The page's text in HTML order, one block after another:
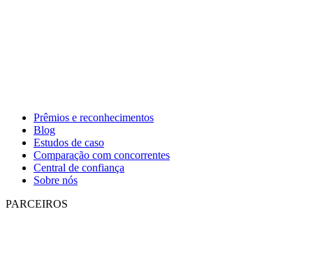
Prêmios e reconhecimentos
Blog
Estudos de caso
Comparação com concorrentes
Central de confiança
Sobre nós
PARCEIROS